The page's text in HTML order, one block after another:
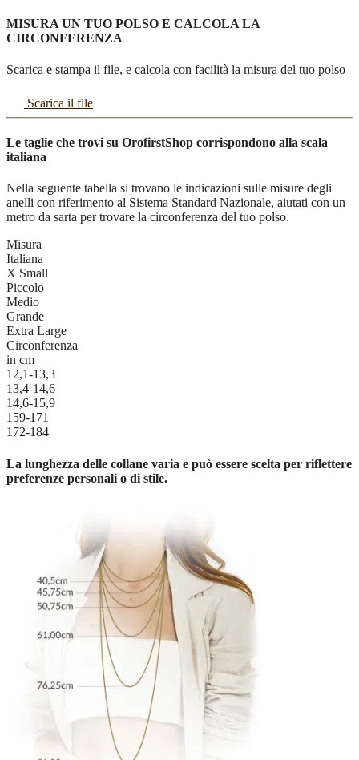
MISURA UN TUO POLSO E CALCOLA LA
CIRCONFERENZA
Scarica e stampa il file, e calcola con facilità la misura del tuo polso
Scarica il file
Le taglie che trovi su OrofirstShop corrispondono alla scala
italiana
Nella seguente tabella si trovano le indicazioni sulle misure degli
anelli con riferimento al Sistema Standard Nazionale, aiutati con un
metro da sarta per trovare la circonferenza del tuo polso.
Misura
Italiana
X Small
Piccolo
Medio
Grande
Extra Large
Circonferenza
in cm
12,1-13,3
13,4-14,6
14,6-15,9
159-171
172-184
La lunghezza delle collane varia e può essere scelta per riflettere
preferenze personali o di stile.